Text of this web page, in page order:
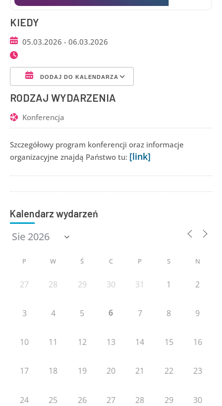
KIEDY
05.03.2026 - 06.03.2026
DODAJ DO KALENDARZA
Pobierz ICS
RODZAJ WYDARZENIA
Konferencja
Szczegółowy program konferencji oraz informacje
organizacyjne znajdą Państwo tu: [link]
Kalendarz wydarzeń
P W Ś C P S N
27 28 29 30 31 1 2
3 4 5 6 7 8 9
10 11 12 13 14 15 16
17 18 19 20 21 22 23
24 25 26 27 28 29 30